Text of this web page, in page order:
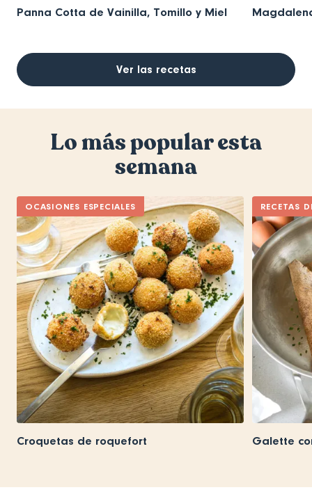
Panna Cotta de Vainilla, Tomillo y Miel
Ver las recetas
Lo más popular esta
semana
OCASIONES ESPECIALES
Croquetas de roquefort
RECETAS
Galette